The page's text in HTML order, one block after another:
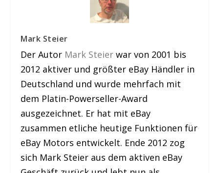
Mark Steier
Der Autor Mark Steier war von 2001 bis
2012 aktiver und größter eBay Händler in
Deutschland und wurde mehrfach mit
dem Platin-Powerseller-Award
ausgezeichnet. Er hat mit eBay
zusammen etliche heutige Funktionen für
eBay Motors entwickelt. Ende 2012 zog
sich Mark Steier aus dem aktiven eBay